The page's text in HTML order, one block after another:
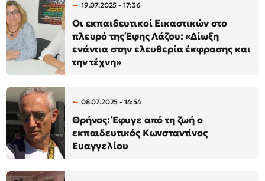
19.07.2025 - 17:36
Οι εκπαιδευτικοί Εικαστικών στο
πλευρό της Έφης Λάζου: «Δίωξη
ενάντια στην ελευθερία έκφρασης και
την τέχνη»
08.07.2025 - 14:54
Θρήνος: Έφυγε από τη ζωή ο
εκπαιδευτικός Κωνσταντίνος
Ευαγγελίου